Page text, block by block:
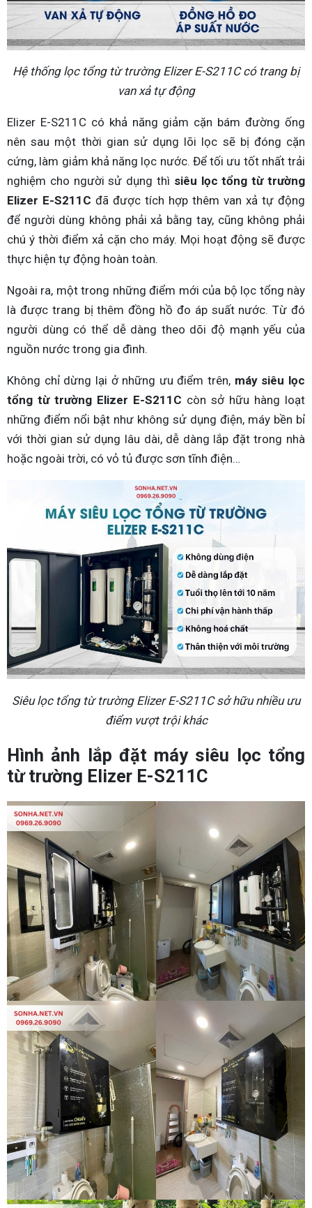
Hệ thống lọc tổng từ trường Elizer E-S211C có trang bị
van xả tự động
Elizer E-S211C có khả năng giảm cặn bám đường ống
nên sau một thời gian sử dụng lõi lọc sẽ bị đóng cặn
cứng, làm giảm khả năng lọc nước. Để tối ưu tốt nhất trải
nghiệm cho người sử dụng thì siêu lọc tổng từ trường
Elizer E-S211C đã được tích hợp thêm van xả tự động
để người dùng không phải xả bằng tay, cũng không phải
chú ý thời điểm xả cặn cho máy. Mọi hoạt động sẽ được
thực hiện tự động hoàn toàn.
Ngoài ra, một trong những điểm mới của bộ lọc tổng này
là được trang bị thêm đồng hồ đo áp suất nước. Từ đó
người dùng có thể dễ dàng theo dõi độ mạnh yếu của
nguồn nước trong gia đình.
Không chỉ dừng lại ở những ưu điểm trên, máy siêu lọc
tổng từ trường Elizer E-S211C còn sở hữu hàng loạt
những điểm nổi bật như không sử dụng điện, máy bền bỉ
với thời gian sử dụng lâu dài, dễ dàng lắp đặt trong nhà
hoặc ngoài trời, có vỏ tủ được sơn tĩnh điện…
Siêu lọc tổng từ trường Elizer E-S211C sở hữu nhiều ưu
điểm vượt trội khác
Hình ảnh lắp đặt máy siêu lọc tổng
từ trường Elizer E-S211C